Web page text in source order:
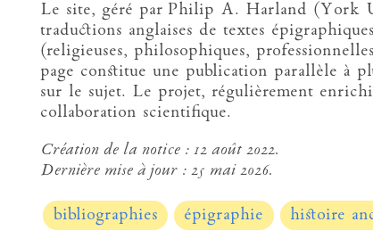
Le site, géré par Philip A. Harland (York
traductions anglaises de textes
(religieuses, philosophiques,
page constitue une publication parallèle à
sur le sujet. Le projet, régulièrement
collaboration scientifique.
Création de la notice : 12 août 2022.
Dernière mise à jour : 25 mai 2026.
bibliographies épigraphie histoire